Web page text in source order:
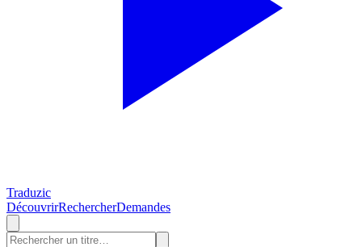
Traduzic
DécouvrirRechercherDemandes